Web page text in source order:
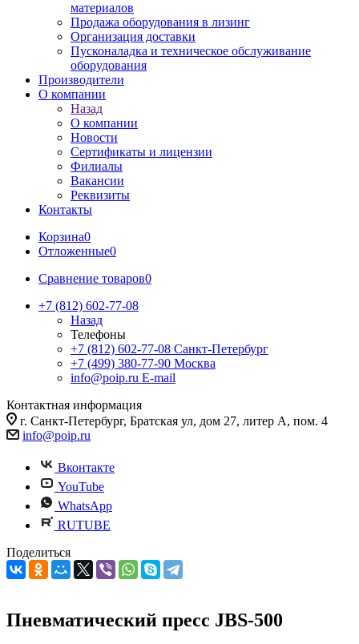
материалов
Продажа оборудования в лизинг
Организация доставки
Пусконаладка и техническое обслуживание
оборудования
Производители
О компании
Назад
О компании
Новости
Сертификаты и лицензии
Филиалы
Вакансии
Реквизиты
Контакты
Корзина0
Отложенные0
Сравнение товаров0
+7 (812) 602-77-08
Назад
Телефоны
+7 (812) 602-77-08 Санкт-Петербург
+7 (499) 380-77-90 Москва
info@poip.ru E-mail
Контактная информация
г. Санкт-Петербург, Братская ул, дом 27, литер А, пом. 4
info@poip.ru
Вконтакте
YouTube
WhatsApp
RUTUBE
Поделиться
Пневматический пресс JBS-500